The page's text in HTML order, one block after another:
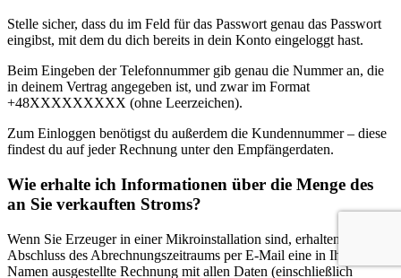
Stelle sicher, dass du im Feld für das Passwort genau das Passwort
eingibst, mit dem du dich bereits in dein Konto eingeloggt hast.
Beim Eingeben der Telefonnummer gib genau die Nummer an, die
in deinem Vertrag angegeben ist, und zwar im Format
+48XXXXXXXXX (ohne Leerzeichen).
Zum Einloggen benötigst du außerdem die Kundennummer – diese
findest du auf jeder Rechnung unter den Empfängerdaten.
Wie erhalte ich Informationen über die Menge des
an Sie verkauften Stroms?
Wenn Sie Erzeuger in einer Mikroinstallation sind, erhalten Sie nach
Abschluss des Abrechnungszeitraums per E-Mail eine in Ihrem
Namen ausgestellte Rechnung mit allen Daten (einschließlich